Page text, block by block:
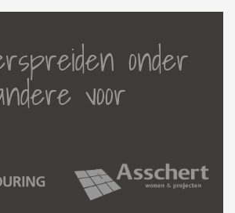
onder
voor